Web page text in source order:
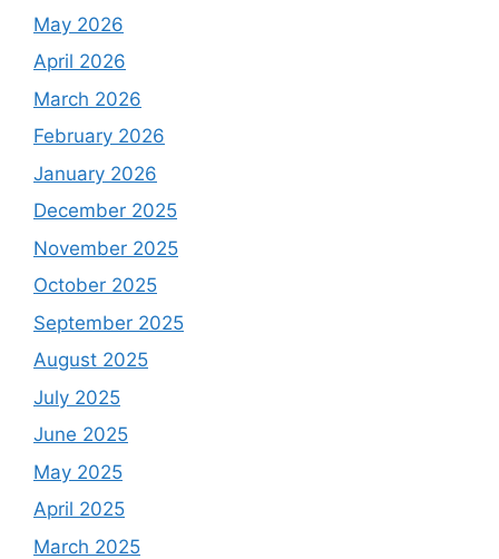
May 2026
April 2026
March 2026
February 2026
January 2026
December 2025
November 2025
October 2025
September 2025
August 2025
July 2025
June 2025
May 2025
April 2025
March 2025